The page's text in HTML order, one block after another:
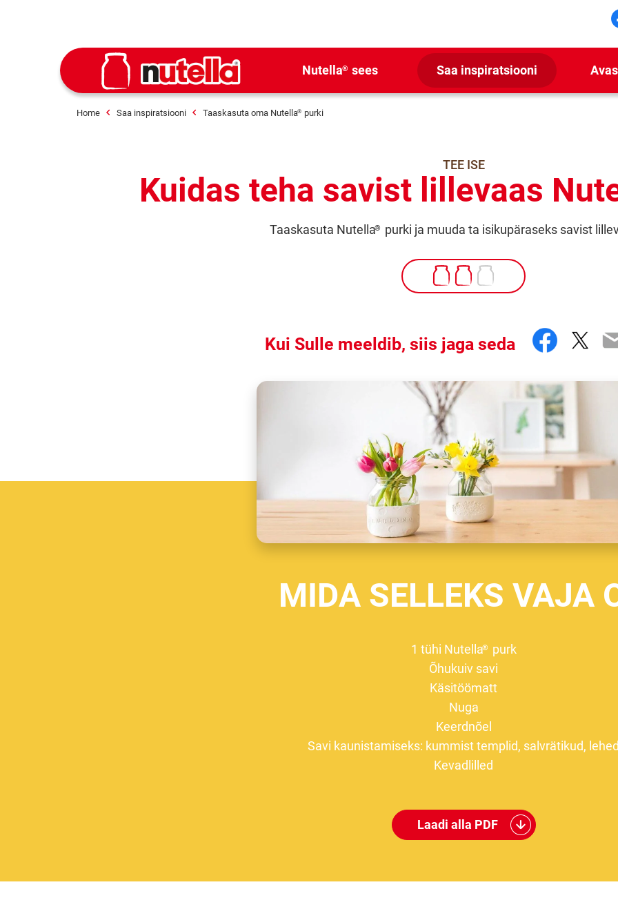
Nutella® sees Saa inspiratsiooni
Home Saa inspiratsiooni Taaskasuta oma Nutella® purki
TEE ISE
Kuidas teha savist lillevaas
Taaskasuta Nutella® purki ja muuda ta isikupäraseks savist
Kui Sulle meeldib, siis jaga seda
MIDA SELLEKS VAJA
1 tühi Nutella®
purk
Õhukuiv savi
Käsitöömatt
Nuga
Keerdnõel
Savi kaunistamiseks: kummist templid, salvrätikud,
Kevadlilled
Laadi alla PDF